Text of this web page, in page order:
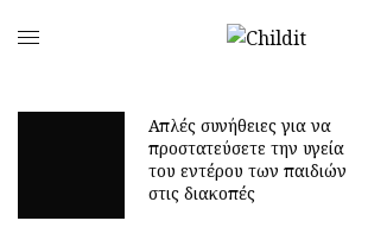
Απλές συνήθειες για να
προστατεύσετε την υγεία
του εντέρου των παιδιών
στις διακοπές